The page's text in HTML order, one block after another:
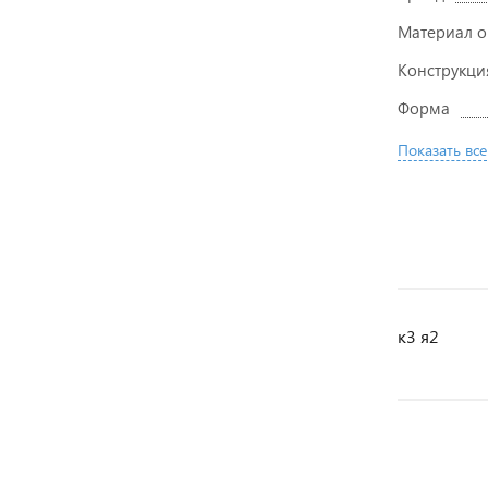
Материал
Форма
Показать все
к3 я2